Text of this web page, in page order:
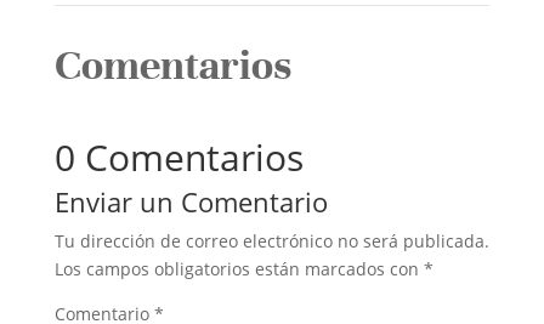
Comentarios
0 Comentarios
Enviar un Comentario
Tu dirección de correo electrónico no será publicada.
Los campos obligatorios están marcados con *
Comentario *